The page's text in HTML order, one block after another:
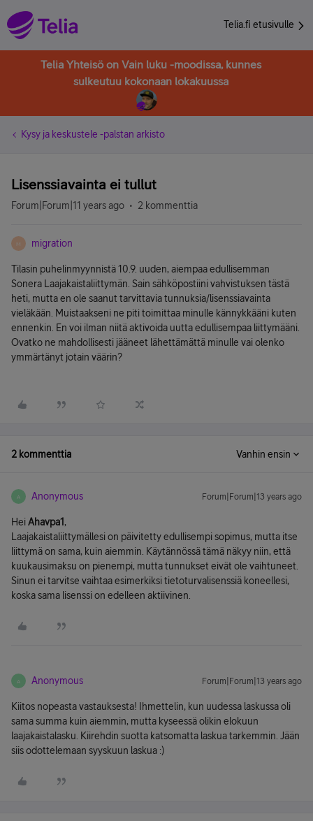
Telia.fi etusivulle
Telia Yhteisö on Vain luku -moodissa, kunnes
sulkeutuu kokonaan lokakuussa
Kysy ja keskustele -palstan arkisto
Lisenssiavainta ei tullut
Forum|Forum|11 years ago 2 kommenttia
M migration
Tilasin puhelinmyynnistä 10.9. uuden, aiempaa edullisemman
Sonera Laajakaistaliittymän. Sain sähköpostiini vahvistuksen tästä
heti, mutta en ole saanut tarvittavia tunnuksia/lisenssiavainta
vieläkään. Muistaakseni ne piti toimittaa minulle kännykkääni kuten
ennenkin. En voi ilman niitä aktivoida uutta edullisempaa liittymääni.
Ovatko ne mahdollisesti jääneet lähettämättä minulle vai olenko
ymmärtänyt jotain väärin?
2 kommenttia Vanhin ensin
A Anonymous Forum|Forum|13 years ago
HeiAhavpa1 ,
Laajakaistaliittymällesi on päivitetty edullisempi sopimus, mutta itse
liittymä on sama, kuin aiemmin. Käytännössä tämä näkyy niin, että
kuukausimaksu on pienempi, mutta tunnukset eivät ole vaihtuneet.
Sinun ei tarvitse vaihtaa esimerkiksi tietoturvalisenssiä koneellesi,
koska sama lisenssi on edelleen aktiivinen.
A Anonymous Forum|Forum|13 years ago
Kiitos nopeasta vastauksesta! Ihmettelin, kun uudessa laskussa oli
sama summa kuin aiemmin, mutta kyseessä olikin elokuun
laajakaistalasku. Kiirehdin suotta katsomatta laskua tarkemmin. Jään
siis odottelemaan syyskuun laskua :)